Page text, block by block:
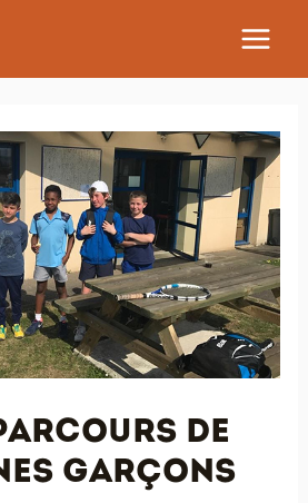
MAIN
de
garçons